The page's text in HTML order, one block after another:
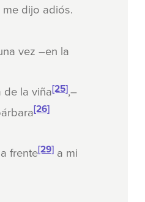
dijo adiós.
vez –en la
de la viña[25],–
[26]
frente[29] a mi